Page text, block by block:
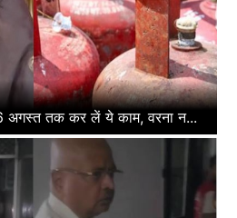
तक कर लें ये काम, वरना न...